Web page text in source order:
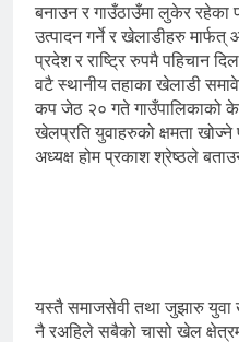
बनाउन र गाउँठाउँमा लुकेर रहेका
उत्पादन गर्ने र खेलाडीहरु मार्फत्
प्रदेश र राष्ट्रि रुपमै पहिचान
वटै स्थानीय तहाका खेलाडी
कप जेठ २० गते गाउँपालिकाको
खेलप्रति युवाहरुको क्षमता खोज्ने
अध्यक्ष होम प्रकाश श्रेष्ठले
यस्तै समाजसेवी तथा जुझारु युवा
नै रअहिले सबैको चासो खेल